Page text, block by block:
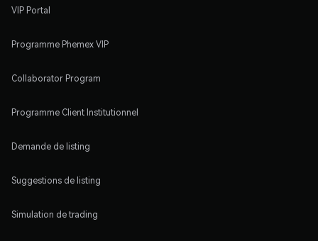
VIP Portal
Programme Phemex VIP
Collaborator Program
Programme Client Institutionnel
Demande de listing
Suggestions de listing
Simulation de trading